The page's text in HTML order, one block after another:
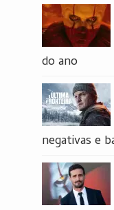
do ano
negativas e